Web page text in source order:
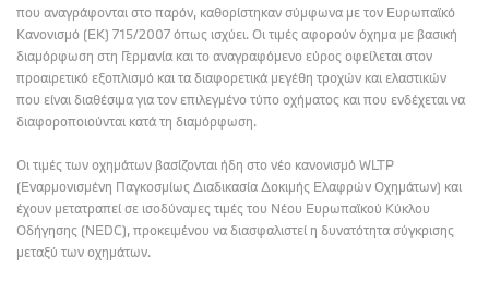
που αναγράφονται στο παρόν, καθορίστηκαν σύμφωνα με τον Ευρωπαϊκό
Κανονισμό (ΕΚ) 715/2007 όπως ισχύει. Οι τιμές αφορούν όχημα με βασική
διαμόρφωση στη Γερμανία και το αναγραφόμενο εύρος οφείλεται στον
προαιρετικό εξοπλισμό και τα διαφορετικά μεγέθη τροχών και ελαστικών
που είναι διαθέσιμα για τον επιλεγμένο τύπο οχήματος και που ενδέχεται να
διαφοροποιούνται κατά τη διαμόρφωση.
Οι τιμές των οχημάτων βασίζονται ήδη στο νέο κανονισμό WLTP
(Εναρμονισμένη Παγκοσμίως Διαδικασία Δοκιμής Ελαφρών Οχημάτων) και
έχουν μετατραπεί σε ισοδύναμες τιμές του Νέου Ευρωπαϊκού Κύκλου
Οδήγησης (NEDC), προκειμένου να διασφαλιστεί η δυνατότητα σύγκρισης
μεταξύ των οχημάτων.